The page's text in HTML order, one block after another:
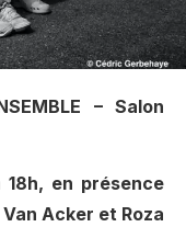
– Salon
en présence
Acker et Roza